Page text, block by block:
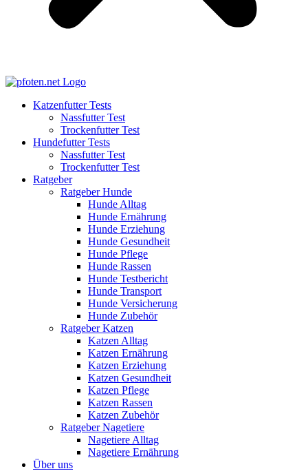
Katzenfutter Tests
Nassfutter Test
Trockenfutter Test
Hundefutter Tests
Nassfutter Test
Trockenfutter Test
Ratgeber
Ratgeber Hunde
Hunde Alltag
Hunde Ernährung
Hunde Erziehung
Hunde Gesundheit
Hunde Pflege
Hunde Rassen
Hunde Testbericht
Hunde Transport
Hunde Versicherung
Hunde Zubehör
Ratgeber Katzen
Katzen Alltag
Katzen Ernährung
Katzen Erziehung
Katzen Gesundheit
Katzen Pflege
Katzen Rassen
Katzen Zubehör
Ratgeber Nagetiere
Nagetiere Alltag
Nagetiere Ernährung
Über uns